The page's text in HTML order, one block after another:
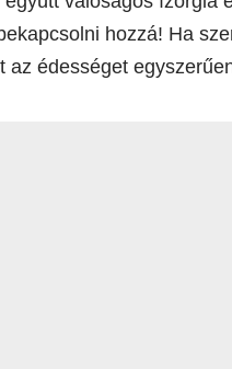
hozzá! Ha
az édességet